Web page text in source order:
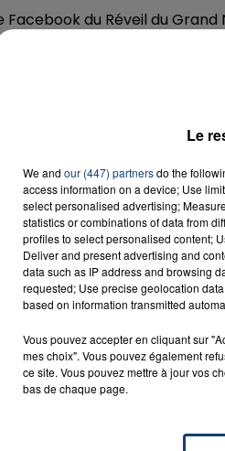
END
du Réveil du Grand
OFENBACH &
STARSAILOR
Le
We and our (447) partnersdo the
access information on a device; Use
select personalised advertising;
statistics or combinations of data from
profiles to select personalised content;
Deliver and present advertising and
data such as IP address and browsing
requested; Use precise geolocation
based on information transmitted
Vous pouvez accepter en cliquant sur
mes choix". Vous pouvez également
ce site. Vous pouvez mettre à jour vos
bas de chaque page.